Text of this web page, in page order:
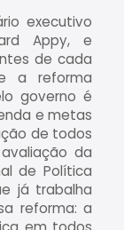
executivo
Appy, e
de cada
a reforma
governo é
e metas
de todos
da
de Política
já trabalha
reforma: a